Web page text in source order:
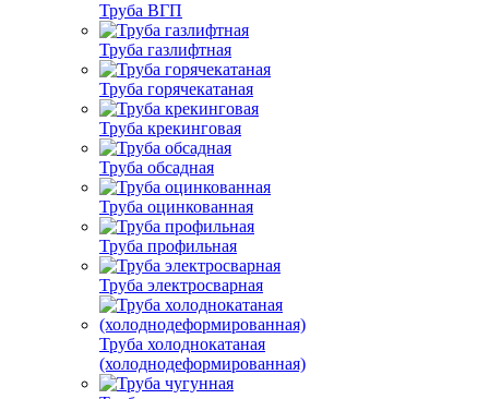
Труба ВГП
Труба газлифтная
Труба горячекатаная
Труба крекинговая
Труба обсадная
Труба оцинкованная
Труба профильная
Труба электросварная
Труба холоднокатаная
(холоднодеформированная)